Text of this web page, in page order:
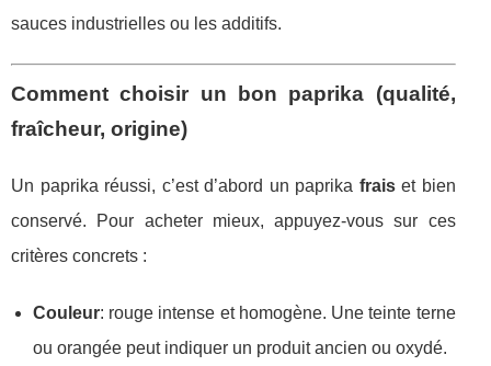
sauces industrielles ou les additifs.
Comment choisir un bon paprika (qualité,
fraîcheur, origine)
Un paprika réussi, c’est d’abord un paprika fraiset bien
conservé. Pour acheter mieux, appuyez-vous sur ces
critères concrets :
Couleur: rouge intense et homogène. Une teinte terne
ou orangée peut indiquer un produit ancien ou oxydé.